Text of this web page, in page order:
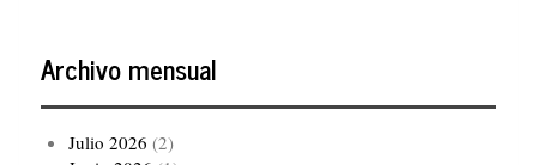
Archivo mensual
Julio 2026 (2)